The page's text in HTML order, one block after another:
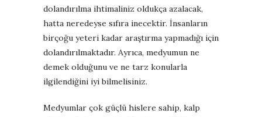
dolandırılma ihtimaliniz oldukça azalacak,
hatta neredeyse sıfıra inecektir. İnsanların
birçoğu yeteri kadar araştırma yapmadığı için
dolandırılmaktadır. Ayrıca, medyumun ne
demek olduğunu ve ne tarz konularla
ilgilendiğini iyi bilmelisiniz.
Medyumlar çok güçlü hislere sahip, kalp